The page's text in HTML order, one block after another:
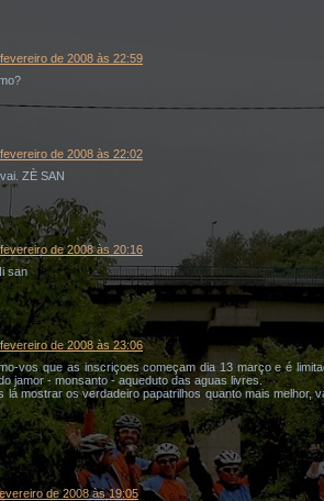
de 2008 às 22:59
de 2008 às 22:02
ZÈ SAN
de 2008 às 20:16
san
de 2008 às 23:06
vos que as inscriçoes começam dia 13 março e é
jamor - monsanto - aqueduto das aguas livres.
lá mostrar os verdadeiro papatrilhos quanto mais melhor,
de 2008 às 19:05